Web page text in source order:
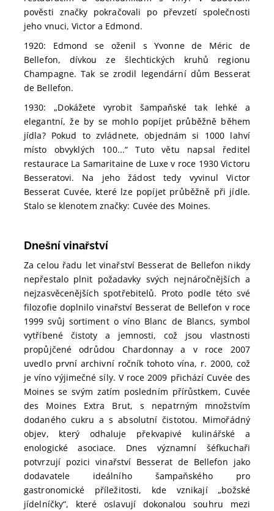
pověsti značky pokračovali po převzetí společnosti
jeho vnuci, Victor a Edmond.
1920: Edmond se oženil s Yvonne de Méric de
Bellefon, dívkou ze šlechtických kruhů regionu
Champagne. Tak se zrodil legendární dům Besserat
de Bellefon.
1930: „Dokážete vyrobit šampaňské tak lehké a
elegantní, že by se mohlo popíjet průběžně během
jídla? Pokud to zvládnete, objednám si 1000 lahví
místo obvyklých 100...“ Tuto větu napsal ředitel
restaurace La Samaritaine de Luxe v roce 1930 Victoru
Besseratovi. Na jeho žádost tedy vyvinul Victor
Besserat Cuvée, které lze popíjet průběžně při jídle.
Stalo se klenotem značky: Cuvée des Moines.
Dnešní vinařství
Za celou řadu let vinařství Besserat de Bellefon nikdy
nepřestalo plnit požadavky svých nejnáročnějších a
nejzasvěcenějších spotřebitelů. Proto podle této své
filozofie doplnilo vinařství Besserat de Bellefon v roce
1999 svůj sortiment o víno Blanc de Blancs, symbol
vytříbené čistoty a jemnosti, což jsou vlastnosti
propůjčené odrůdou Chardonnay a v roce 2007
uvedlo první archivní ročník tohoto vína, r. 2000, což
je víno výjimečné síly. V roce 2009 přichází Cuvée des
Moines se svým zatím posledním přírůstkem, Cuvée
des Moines Extra Brut, s nepatrným množstvím
dodaného cukru a s absolutní čistotou. Mimořádný
objev, který odhaluje překvapivé kulinářské a
enologické asociace. Dnes významní šéfkuchaři
potvrzují pozici vinařství Besserat de Bellefon jako
dodavatele ideálního šampaňského pro
gastronomické příležitosti, kde vznikají „božské
jídelníčky“, které oslavují dokonalou souhru mezi